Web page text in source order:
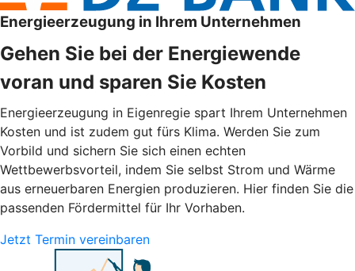
Energieerzeugung in Ihrem Unternehmen
Gehen Sie bei der Energiewende
voran und sparen Sie Kosten
Energieerzeugung in Eigenregie spart Ihrem Unternehmen
Kosten und ist zudem gut fürs Klima. Werden Sie zum
Vorbild und sichern Sie sich einen echten
Wettbewerbsvorteil, indem Sie selbst Strom und Wärme
aus erneuerbaren Energien produzieren. Hier finden Sie die
passenden Fördermittel für Ihr Vorhaben.
Jetzt Termin vereinbaren